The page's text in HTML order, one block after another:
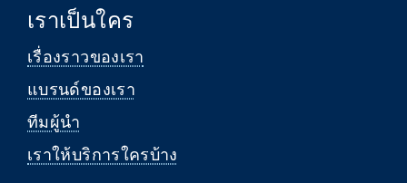
เราเป็นใคร
เรื่องราวของเรา
แบรนด์ของเรา
ทีมผู้นำ
เราให้บริการใครบ้าง